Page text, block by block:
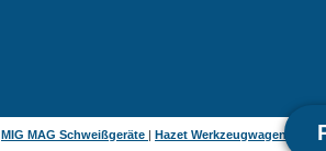
MIG MAG Schweißgeräte | Hazet Werkzeugwagen